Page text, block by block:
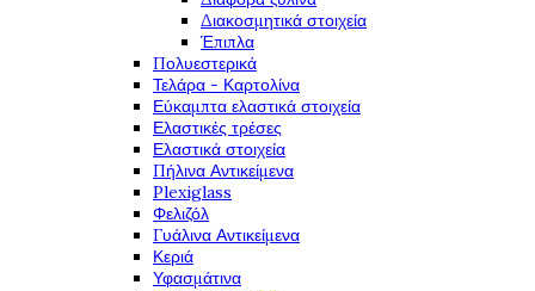
Διακοσμητικά στοιχεία
Έπιπλα
Πολυεστερικά
Τελάρα - Καρτολίνα
Εύκαμπτα ελαστικά στοιχεία
Ελαστικές τρέσες
Ελαστικά στοιχεία
Πήλινα Αντικείμενα
Plexiglass
Φελιζόλ
Γυάλινα Αντικείμενα
Κεριά
Υφασμάτινα